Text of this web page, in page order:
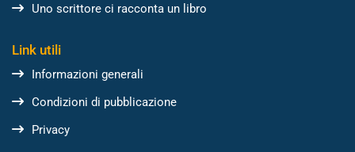
Uno scrittore ci racconta un libro
Link utili
Informazioni generali
Condizioni di pubblicazione
Privacy